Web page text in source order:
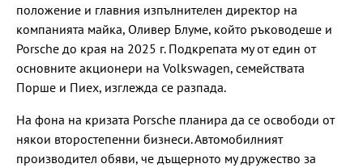
положение и главния изпълнителен директор на
компанията майка, Оливер Блуме, който ръководеше и
Porsche до края на 2025 г. Подкрепата му от един от
основните акционери на Volkswagen, семействата
Порше и Пиех, изглежда се разпада.
На фона на кризата Porsche планира да се освободи от
някои второстепенни бизнеси. Автомобилният
производител обяви, че дъщерното му дружество за